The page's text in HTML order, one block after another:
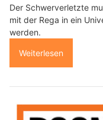
Der Schwerverletzte
mit der Rega in ein
werden.
Weiterlesen